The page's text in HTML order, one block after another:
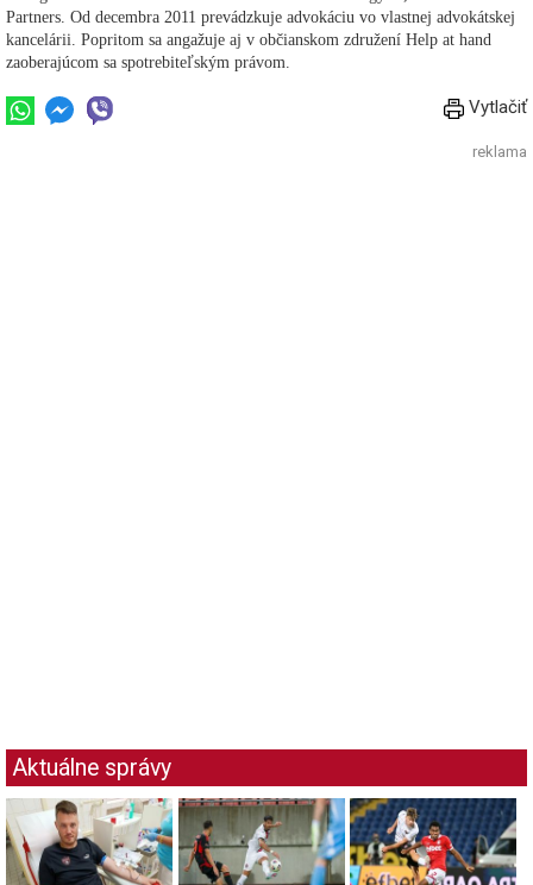
Partners. Od decembra 2011 prevádzkuje advokáciu vo vlastnej advokátskej
kancelárii. Popritom sa angažuje aj v občianskom združení Help at hand
zaoberajúcom sa spotrebiteľským právom.
Vytlačiť
reklama
Aktuálne správy